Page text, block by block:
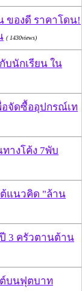
ของดี ราคาโดน!
( 1430views)
บนักเรียน ใน
อจัดซื้ออุปกรณ์เท
างโค้ง 7พับ
ต้แนวคิด "ล้าน
3 ครัวตานต้าน
ต์บนฟุตบาท